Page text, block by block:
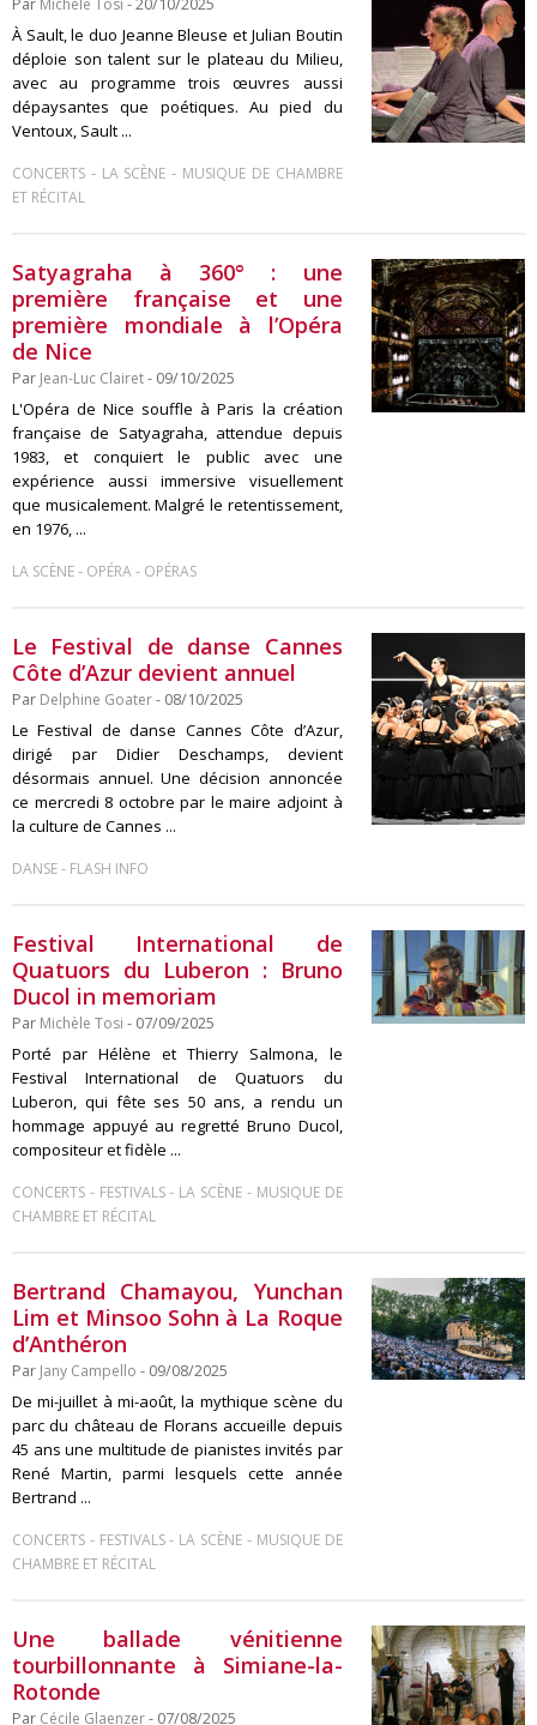
À Sault, le duo Jeanne Bleuse et Julian Boutin
déploie son talent sur le plateau du Milieu,
avec au programme trois œuvres aussi
dépaysantes que poétiques. Au pied du
Ventoux, Sault ...
CONCERTS - LA SCÈNE - MUSIQUE DE CHAMBRE
ET RÉCITAL
Satyagraha à 360° : une
première française et une
première mondiale à l’Opéra
de Nice
Par Jean-Luc Clairet- 09/10/2025
L'Opéra de Nice souffle à Paris la création
française de Satyagraha, attendue depuis
1983, et conquiert le public avec une
expérience aussi immersive visuellement
que musicalement. Malgré le retentissement,
en 1976, ...
LA SCÈNE- OPÉRA- OPÉRAS
Le Festival de danse Cannes
Côte d’Azur devient annuel
Par Delphine Goater- 08/10/2025
Le Festival de danse Cannes Côte d’Azur,
dirigé par Didier Deschamps, devient
désormais annuel. Une décision annoncée
ce mercredi 8 octobre par le maire adjoint à
la culture de Cannes ...
DANSE- FLASH INFO
Festival International de
Quatuors du Luberon : Bruno
Ducol in memoriam
Par Michèle Tosi - 07/09/2025
Porté par Hélène et Thierry Salmona, le
Festival International de Quatuors du
Luberon, qui fête ses 50 ans, a rendu un
hommage appuyé au regretté Bruno Ducol,
compositeur et fidèle ...
CONCERTS - FESTIVALS- LA SCÈNE - MUSIQUE DE
CHAMBRE ET RÉCITAL
Bertrand Chamayou, Yunchan
Lim et Minsoo Sohn à La Roque
d’Anthéron
Par Jany Campello - 09/08/2025
De mi-juillet à mi-août, la mythique scène du
parc du château de Florans accueille depuis
45 ans une multitude de pianistes invités par
René Martin, parmi lesquels cette année
Bertrand ...
CONCERTS - FESTIVALS- LA SCÈNE - MUSIQUE DE
CHAMBRE ET RÉCITAL
Une ballade vénitienne
tourbillonnante à Simiane-la-
Rotonde
Par Cécile Glaenzer- 07/08/2025